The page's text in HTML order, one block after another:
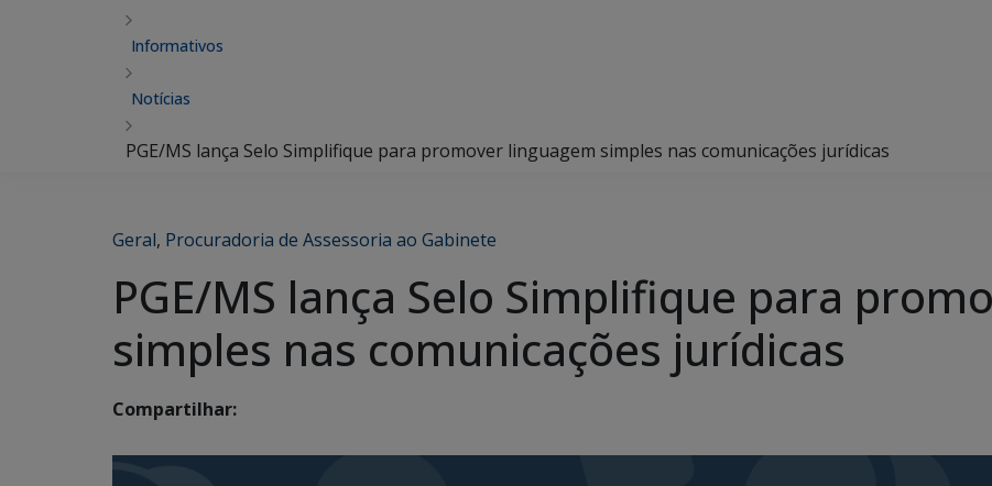
Informativos
Notícias
PGE/MS lança Selo Simplifique para promover linguagem simples nas comunicações jurídicas
Geral, Procuradoria de Assessoria ao Gabinete
PGE/MS lança Selo Simplifique para
simples nas comunicações jurídicas
Compartilhar: